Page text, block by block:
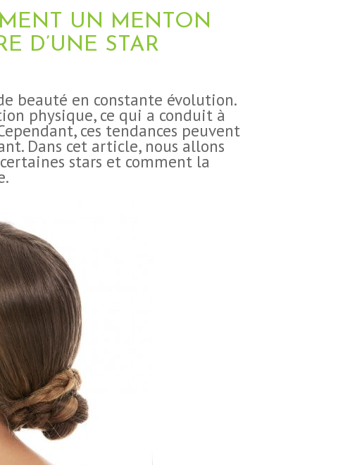
UN MENTON
D’UNE STAR
beauté en constante évolution.
physique, ce qui a conduit à
ces tendances peuvent
Dans cet article, nous allons
stars et comment la